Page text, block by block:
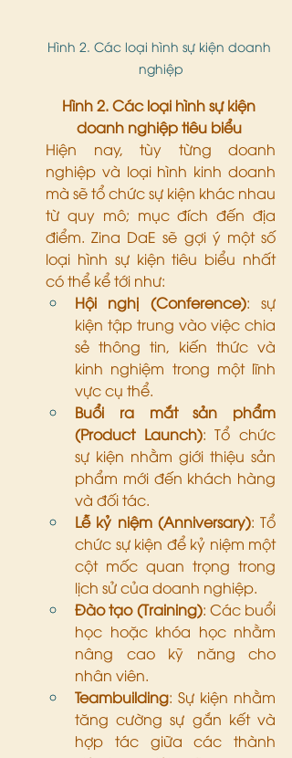
Hình 2. Các loại hình sự kiện doanh
nghiệp
Hình 2. Các loại hình sự kiện
doanh nghiệp tiêu biểu
Hiện nay, tùy từng doanh
nghiệp và loại hình kinh doanh
mà sẽ tổ chức sự kiện khác nhau
từ quy mô; mục đích đến địa
điểm. Zina DaE sẽ gợi ý một số
loại hình sự kiện tiêu biểu nhất
có thể kể tới như:
Hội nghị (Conference): sự
kiện tập trung vào việc chia
sẻ thông tin, kiến thức và
kinh nghiệm trong một lĩnh
vực cụ thể.
Buổi ra mắt sản phẩm
(Product Launch): Tổ chức
sự kiện nhằm giới thiệu sản
phẩm mới đến khách hàng
và đối tác.
Lễ kỷ niệm (Anniversary): Tổ
chức sự kiện để kỷ niệm một
cột mốc quan trọng trong
lịch sử của doanh nghiệp.
Đào tạo (Training): Các buổi
học hoặc khóa học nhằm
nâng cao kỹ năng cho
nhân viên.
Teambuilding: Sự kiện nhằm
tăng cường sự gắn kết và
hợp tác giữa các thành